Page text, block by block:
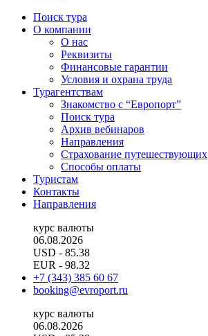
Поиск тура
О компании
О нас
Реквизиты
Финансовые гарантии
Условия и охрана труда
Турагентствам
Знакомство с “Европорт”
Поиск тура
Архив вебинаров
Направления
Страхование путешествующих
Способы оплаты
Туристам
Контакты
Направления
курс валюты
06.08.2026
USD - 85.38
EUR - 98.32
+7 (343) 385 60 67
booking@evroport.ru
курс валюты
06.08.2026